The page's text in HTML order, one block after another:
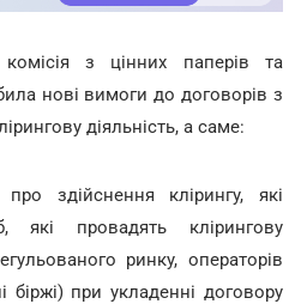
з цінних паперів та
нові вимоги до договорів з
діяльність, а саме:
здійснення клірингу, які
які провадять клірингову
ринку, операторів
біржі) при укладенні договору